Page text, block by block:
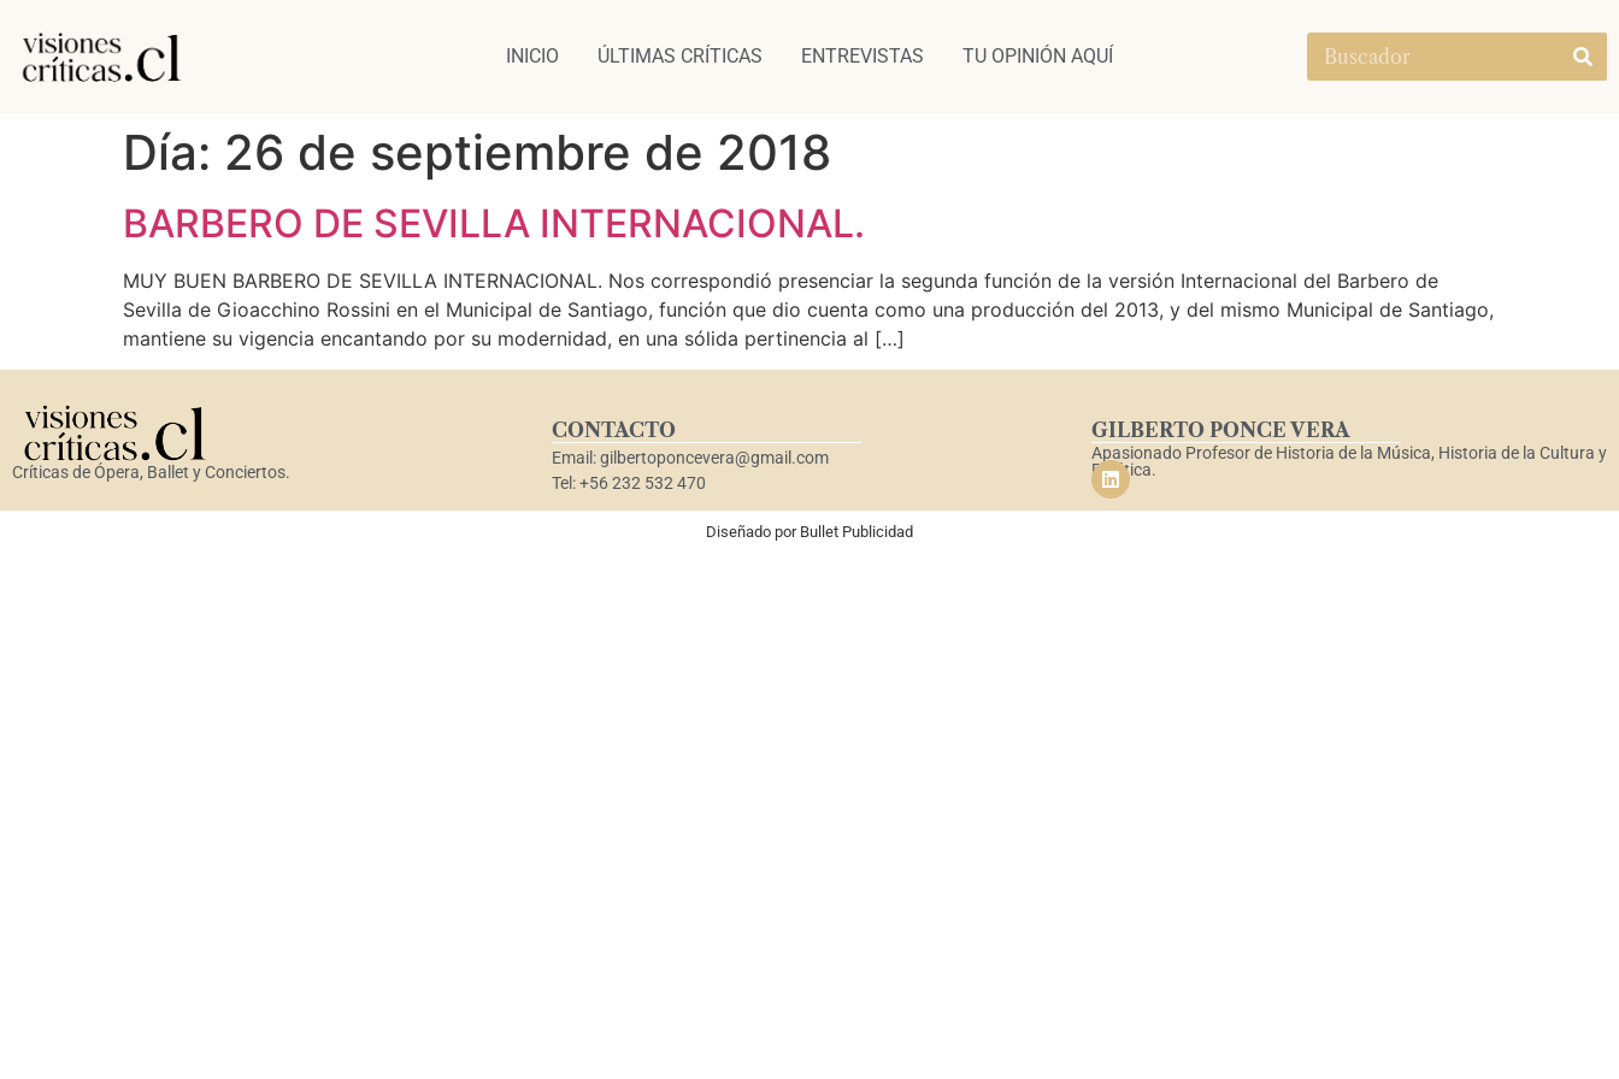
INICIO ÚLTIMAS CRÍTICAS ENTREVISTAS TU OPINIÓN AQUÍ
Día: 26 de septiembre de 2018
BARBERO DE SEVILLA INTERNACIONAL.
MUY BUEN BARBERO DE SEVILLA INTERNACIONAL. Nos correspondió presenciar la segunda función de la versión Internacional del Barbero de
Sevilla de Gioacchino Rossini en el Municipal de Santiago, función que dio cuenta como una producción del 2013, y del mismo Municipal de Santiago,
mantiene su vigencia encantando por su modernidad, en una sólida pertinencia al […]
Críticas de Ópera, Ballet y Conciertos.
CONTACTO
Email: gilbertoponcevera@gmail.com
Tel: +56 232 532 470
GILBERTO PONCE VERA
Apasionado Profesor de Historia de la Música, Historia de la Cultura y
Estética.
Diseñado por Bullet Publicidad